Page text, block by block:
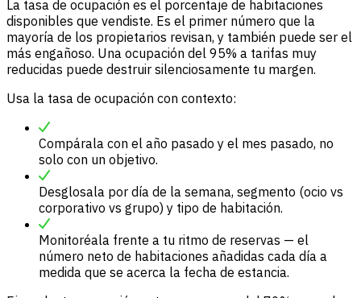
La tasa de ocupación es el porcentaje de habitaciones
disponibles que vendiste. Es el primer número que la
mayoría de los propietarios revisan, y también puede ser el
más engañoso. Una ocupación del 95% a tarifas muy
reducidas puede destruir silenciosamente tu margen.
Usa la tasa de ocupación con contexto:
Compárala con el año pasado y el mes pasado, no
solo con un objetivo.
Desglosala por día de la semana, segmento (ocio vs
corporativo vs grupo) y tipo de habitación.
Monitoréala frente a tu ritmo de reservas — el
número neto de habitaciones añadidas cada día a
medida que se acerca la fecha de estancia.